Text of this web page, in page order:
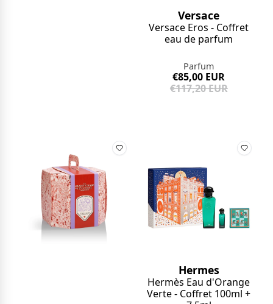
Versace
Versace Eros - Coffret
eau de parfum
Parfum
€85,00 EUR
€117,20 EUR
Hermes
Hermès Eau d'Orange
Verte - Coffret 100ml +